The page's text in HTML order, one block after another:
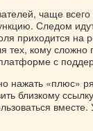
чаще
Следом
приходится на
тех, кому сложно
с
нажать «плюс»
близкому